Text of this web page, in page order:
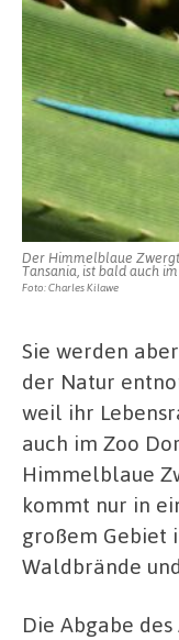
Der Himmelblaue
Tansania, ist bald auch
Foto: Charles Kilawe
Sie werden
der Natur
weil ihr
auch im Zoo
Himmelblaue
kommt nur in
großem Gebiet
Waldbrände
Die Abgabe